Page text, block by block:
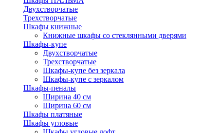
Двухстворчатые
Трехстворчатые
Шкафы книжные
Книжные шкафы со стеклянными дверями
Шкафы-купе
Двухстворчатые
Трехстворчатые
Шкафы-купе без зеркала
Шкафы-купе с зеркалом
Шкафы-пеналы
Ширина 40 см
Ширина 60 см
Шкафы платяные
Шкафы угловые